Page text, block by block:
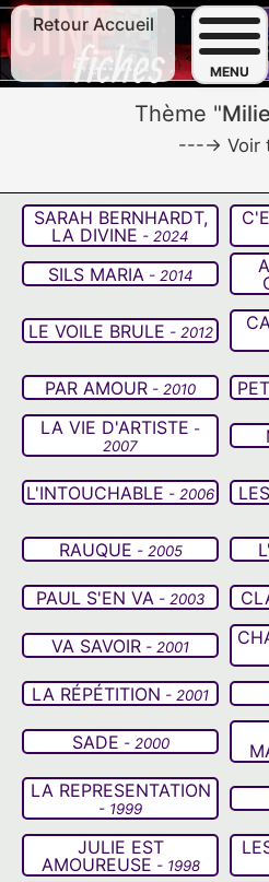
Retour Accueil
MENU
Thème "
---→ Voir
SARAH BERNHARDT,
LA DIVINE - 2024
SILS MARIA - 2014
LE VOILE BRULE - 2012
PAR AMOUR - 2010
LA VIE D'ARTISTE -
2007
L'INTOUCHABLE - 2006
RAUQUE - 2005
PAUL S'EN VA - 2003
VA SAVOIR - 2001
LA RÉPÉTITION - 2001
SADE - 2000
LA REPRESENTATION
- 1999
JULIE EST
AMOUREUSE - 1998